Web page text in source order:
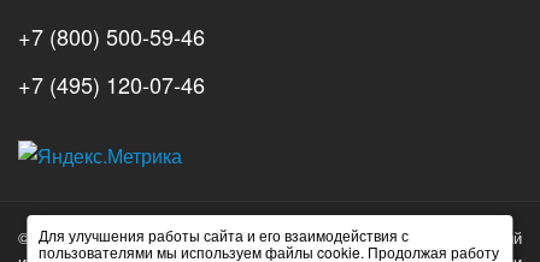
+7 (800) 500-59-46
+7 (495) 120-07-46
Инжиниринг
Нагорный
© 2026 А3 Инжиниринг Обращаем Ваше внимание на то, что данный
Для улучшения работы сайта и его взаимодействия с
пользователями мы используем файлы cookie. Продолжая работу